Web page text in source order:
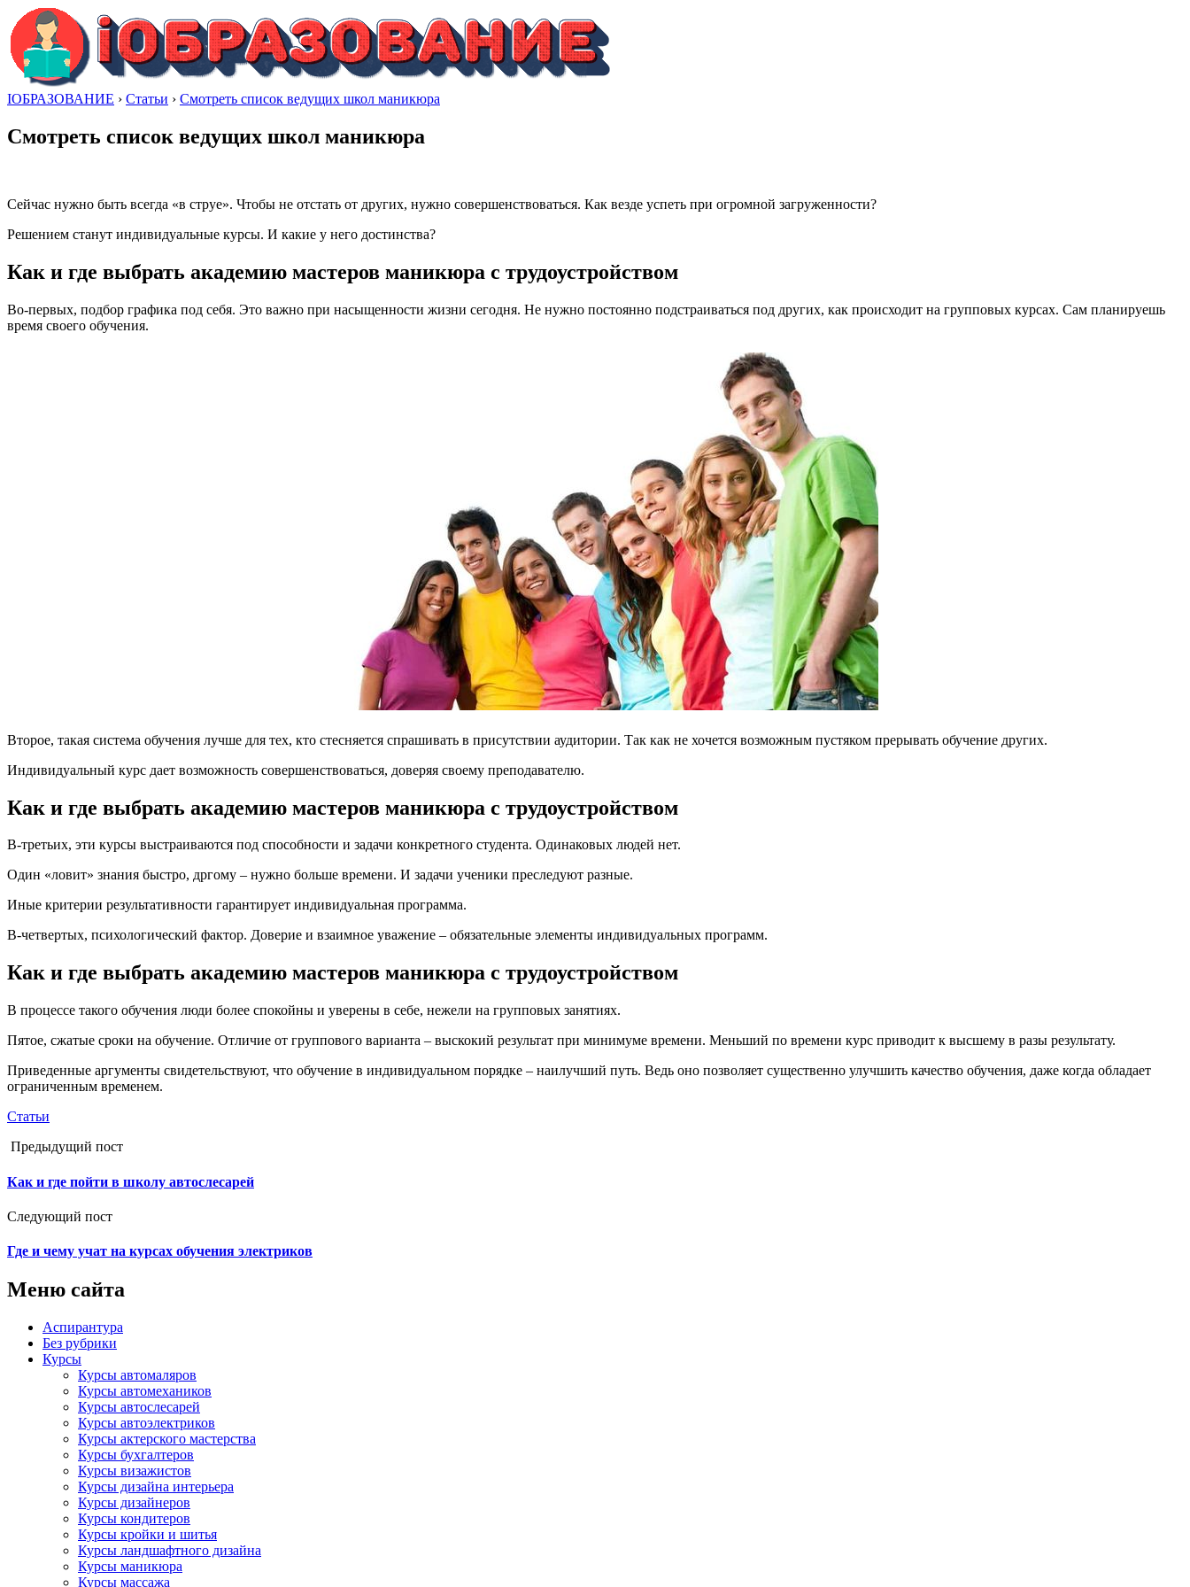
IОБРАЗОВАНИЕ › Статьи › Смотреть список ведущих школ маникюра
Смотреть список ведущих школ маникюра
Сейчас нужно быть всегда «в струе». Чтобы не отстать от других, нужно совершенствоваться. Как везде успеть при огромной загруженности?
Решением станут индивидуальные курсы. И какие у него достинства?
Как и где выбрать академию мастеров маникюра с трудоустройством
Во-первых, подбор графика под себя. Это важно при насыщенности жизни сегодня. Не нужно постоянно подстраиваться под других, как происходит на групповых курсах. Сам планируешь
время своего обучения.
Второе, такая система обучения лучше для тех, кто стесняется спрашивать в присутствии аудитории. Так как не хочется возможным пустяком прерывать обучение других.
Индивидуальный курс дает возможность совершенствоваться, доверяя своему преподавателю.
Как и где выбрать академию мастеров маникюра с трудоустройством
В-третьих, эти курсы выстраиваются под способности и задачи конкретного студента. Одинаковых людей нет.
Один «ловит» знания быстро, дргому – нужно больше времени. И задачи ученики преследуют разные.
Иные критерии результативности гарантирует индивидуальная программа.
В-четвертых, психологический фактор. Доверие и взаимное уважение – обязательные элементы индивидуальных программ.
Как и где выбрать академию мастеров маникюра с трудоустройством
В процессе такого обучения люди более спокойны и уверены в себе, нежели на групповых занятиях.
Пятое, сжатые сроки на обучение. Отличие от группового варианта – выскокий результат при минимуме времени. Меньший по времени курс приводит к высшему в разы результату.
Приведенные аргументы свидетельствуют, что обучение в индивидуальном порядке – наилучший путь. Ведь оно позволяет существенно улучшить качество обучения, даже когда обладает
ограниченным временем.
Статьи
Предыдущий пост
Как и где пойти в школу автослесарей
Следующий пост
Где и чему учат на курсах обучения электриков
Меню сайта
Аспирантура
Без рубрики
Курсы
Курсы автомаляров
Курсы автомехаников
Курсы автослесарей
Курсы автоэлектриков
Курсы актерского мастерства
Курсы бухгалтеров
Курсы визажистов
Курсы дизайна интерьера
Курсы дизайнеров
Курсы кондитеров
Курсы кройки и шитья
Курсы ландшафтного дизайна
Курсы маникюра
Курсы массажа